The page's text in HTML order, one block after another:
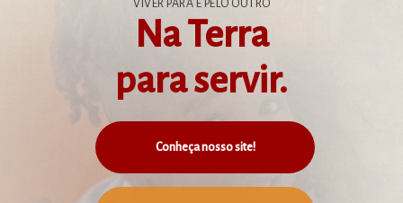
Na Terra
para servir.
VIVER PARA E PELO OUTRO
Conheça nosso site!